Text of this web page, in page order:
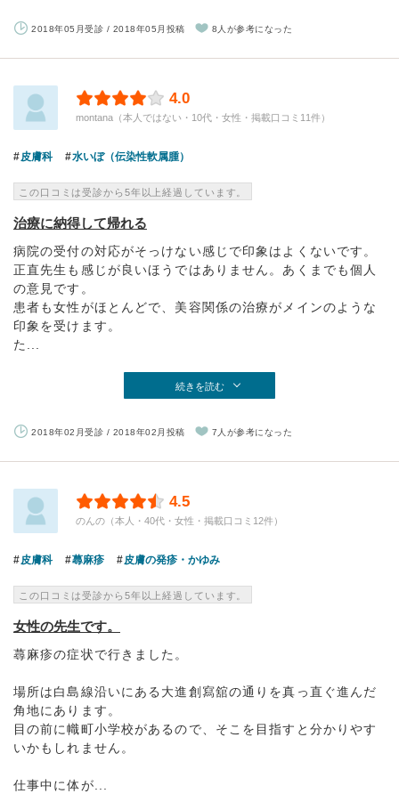
2018年05月受診 / 2018年05月投稿 8人が参考になった
4.0
montana（本人ではない・10代・女性・掲載口コミ11件）
皮膚科 水いぼ（伝染性軟属腫）
この口コミは受診から5年以上経過しています。
治療に納得して帰れる
病院の受付の対応がそっけない感じで印象はよくないです。
正直先生も感じが良いほうではありません。あくまでも個人
の意見です。
患者も女性がほとんどで、美容関係の治療がメインのような
印象を受けます。
た...
続きを読む
2018年02月受診 / 2018年02月投稿 7人が参考になった
4.5
のんの（本人・40代・女性・掲載口コミ12件）
皮膚科 蕁麻疹 皮膚の発疹・かゆみ
この口コミは受診から5年以上経過しています。
女性の先生です。
蕁麻疹の症状で行きました。
場所は白島線沿いにある大進創寫舘の通りを真っ直ぐ進んだ
角地にあります。
目の前に幟町小学校があるので、そこを目指すと分かりやす
いかもしれません。
仕事中に体が...